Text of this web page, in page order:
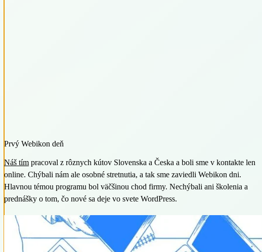
Prvý Webikon deň
Náš tím pracoval z rôznych kútov Slovenska a Česka a boli sme v kontakte len
online. Chýbali nám ale osobné stretnutia, a tak sme zaviedli Webikon dni.
Hlavnou témou programu bol väčšinou chod firmy. Nechýbali ani školenia a
prednášky o tom, čo nové sa deje vo svete WordPress.